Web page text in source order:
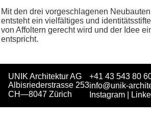
Mit den drei vorgeschlagenen
entsteht ein vielfältiges und
von Affoltern gerecht wird und der Idee
entspricht.
UNIK Architektur AG
Albisriederstrasse 253
CH—8047 Zürich
+41 43 543 80
info@unik-
Instagram